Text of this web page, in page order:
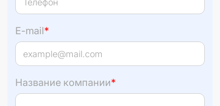
E-mail*
Название компании*